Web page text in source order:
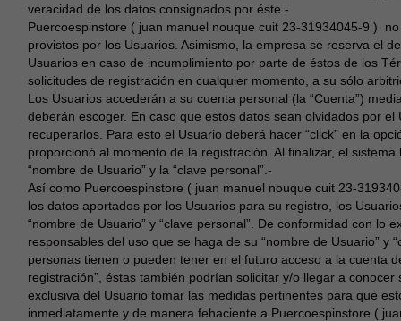
veracidad de los datos consignados por éste.-
Puercoespinstore ( juan manuel nouque cuit 23-31934045-9 )
provistos por los Usuarios. Asimismo, la empresa se reserva el
Usuarios en caso de incumplimiento por parte de éstos de los
solicitudes de registración en cualquier momento, a su sólo
Los Usuarios accederán a su cuenta personal (la “Cuenta”)
deberán escoger. En caso que estos datos sean olvidados por
recuperarlos. Para esto el Usuario deberá hacer “click” en la
proporcionó al momento de la registración. Al finalizar, el
“nombre de Usuario” y la “clave personal”.-
Así como Puercoespinstore ( juan manuel nouque cuit 23-
los datos aportados por los Usuarios para su registro, los
“nombre de Usuario” y “clave personal”. De conformidad con lo
responsables del uso que se haga de su “nombre de Usuario” y
personas tienen o pueden tener en el futuro acceso a la cuenta
registración”, éstas también podrían solicitar y/o llegar a conocer
exclusiva del Usuario tomar las medidas pertinentes para que
inmediatamente y de manera fehaciente a Puercoespinstore (